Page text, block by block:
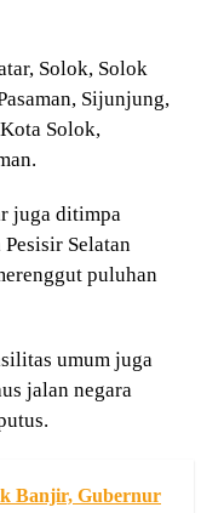
Solok, Solok
Sijunjung,
Solok,
juga ditimpa
Selatan
puluhan
umum juga
jalan negara
Banjir, Gubernur